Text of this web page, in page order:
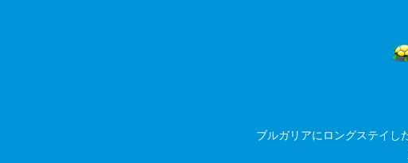
ブルガリアにロングステイし